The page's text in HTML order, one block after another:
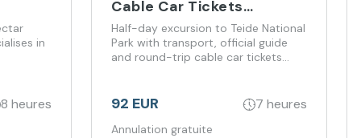
in
8 heures
Cable Car Tickets
Included
Half-day excursion to Teide National
Park with transport, official guide
and round-trip cable car tickets
92 EUR 7 heures
Annulation gratuite